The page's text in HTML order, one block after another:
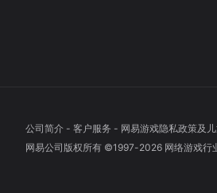
公司简介- 客户服务 - 网易游戏隐私政策及
网易公司版权所有 ©1997-2026 网络游戏行